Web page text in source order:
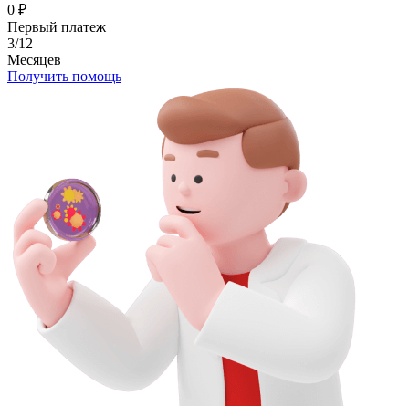
0 ₽
Первый платеж
3/12
Месяцев
Получить помощь